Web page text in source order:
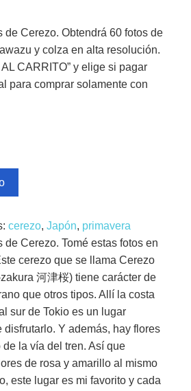
de Cerezo. Obtendrá 60 fotos de
y colza en alta resolución.
CARRITO” y elige si pagar
para comprar solamente con
cerezo, Japón, primavera
de Cerezo. Tomé estas fotos en
cerezo que se llama Cerezo
河津桜) tiene carácter de
que otros tipos. Allí la costa
sur de Tokio es un lugar
disfrutarlo. Y además, hay flores
la vía del tren. Así que
de rosa y amarillo al mismo
este lugar es mi favorito y cada